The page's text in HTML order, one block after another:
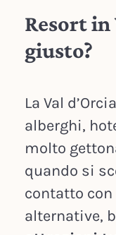
Resort in
giusto?
La Val
alberghi,
molto
quando si
contatto
alternative,